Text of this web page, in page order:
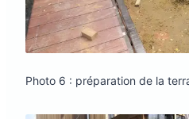
Photo 6 : préparation de la